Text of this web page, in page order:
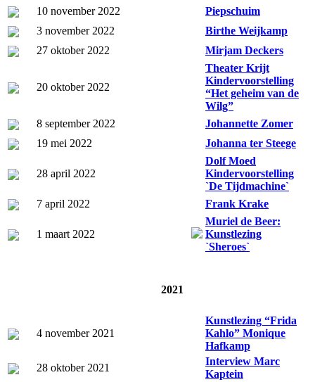
10 november 2022
Piepschuim
3 november 2022
Birthe Weijkamp
27 oktober 2022
Mirjam Deckers
20 oktober 2022
Theater Krijt
Kindervoorstelling
“Het geheim van de
Wilg”
8 september 2022
Johannette Zomer
19 mei 2022
Johanna ter Steege
28 april 2022
Dolf Moed
Kindervoorstelling
`De Tijdmachine`
7 april 2022
Frank Krake
1 maart 2022
Muriel de Beer:
Kunstlezing
`Sheroes`
2021
4 november 2021
Kunstlezing “Frida
Kahlo” Monique
Hafkamp
28 oktober 2021
Interview Marc
Kaptein